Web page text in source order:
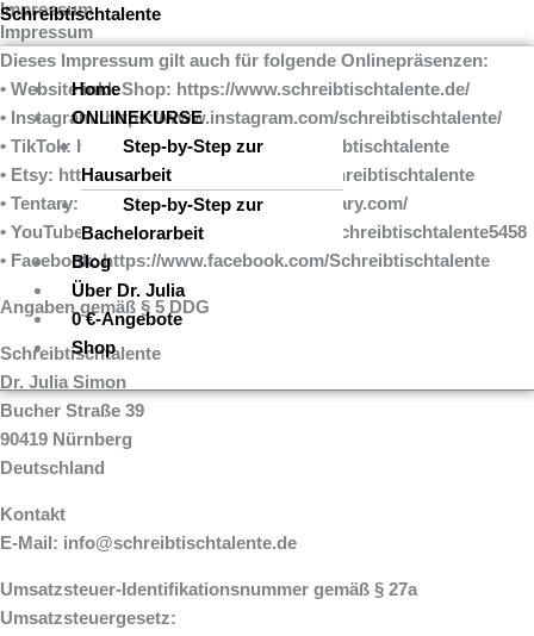
Zum
Inhalt
springen
Schreibtischtalente
Menü
Home
ONLINEKURSE
Step-by-Step zur
Hausarbeit
Step-by-Step zur
Bachelorarbeit
Blog
Über Dr. Julia
0 €-Angebote
Shop
Impressum
Impressum
Dieses Impressum gilt auch für folgende Onlinepräsenzen:
• Website inkl. Shop: https://www.schreibtischtalente.de/
• Instagram: https://www.instagram.com/schreibtischtalente/
• TikTok: https://www.tiktok.com/@schreibtischtalente
• Etsy: https://www.etsy.com/de/shop/Schreibtischtalente
• Tentary: https://schreibtischtalente.tentary.com/
• YouTube: https://www.youtube.com/@schreibtischtalente5458
• Facebook: https://www.facebook.com/Schreibtischtalente
Angaben gemäß § 5 DDG
Schreibtischtalente
Dr. Julia Simon
Bucher Straße 39
90419 Nürnberg
Deutschland
Kontakt
E-Mail: info@schreibtischtalente.de
Umsatzsteuer-Identifikationsnummer gemäß § 27a
Umsatzsteuergesetz: